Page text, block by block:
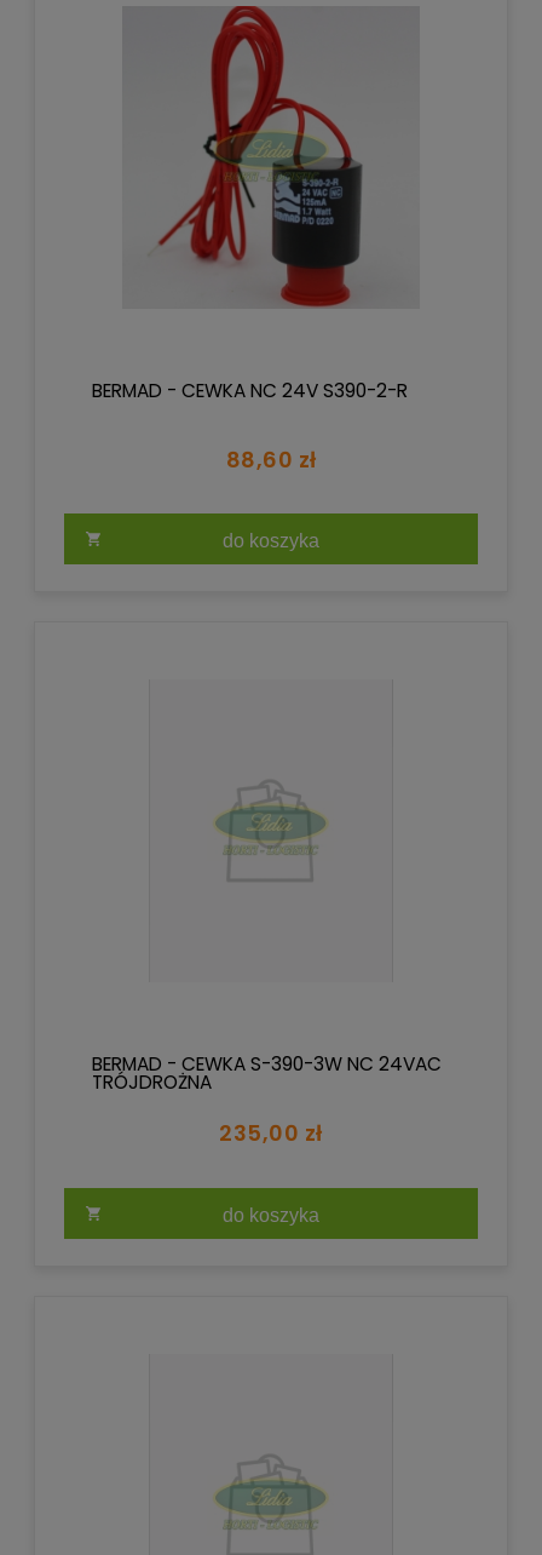
BERMAD - CEWKA NC 24V S390-2-R
88,60 zł
do koszyka
BERMAD - CEWKA S-390-3W NC 24VAC
TRÓJDROŻNA
235,00 zł
do koszyka